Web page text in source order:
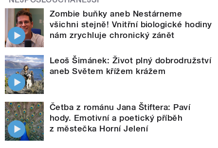
Zombie buňky aneb Nestárneme
všichni stejně! Vnitřní biologické hodiny
nám zrychluje chronický zánět
Leoš Šimánek: Život plný dobrodružství
aneb Světem křížem krážem
Četba z románu Jana Štiftera: Paví
hody. Emotivní a poetický příběh
z městečka Horní Jelení